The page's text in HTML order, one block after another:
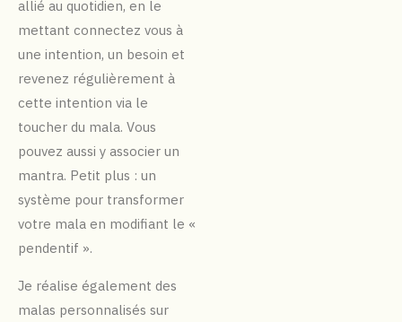
allié au quotidien, en le
mettant connectez vous à
une intention, un besoin et
revenez régulièrement à
cette intention via le
toucher du mala. Vous
pouvez aussi y associer un
mantra. Petit plus : un
système pour transformer
votre mala en modifiant le «
pendentif ».
Je réalise également des
malas personnalisés sur